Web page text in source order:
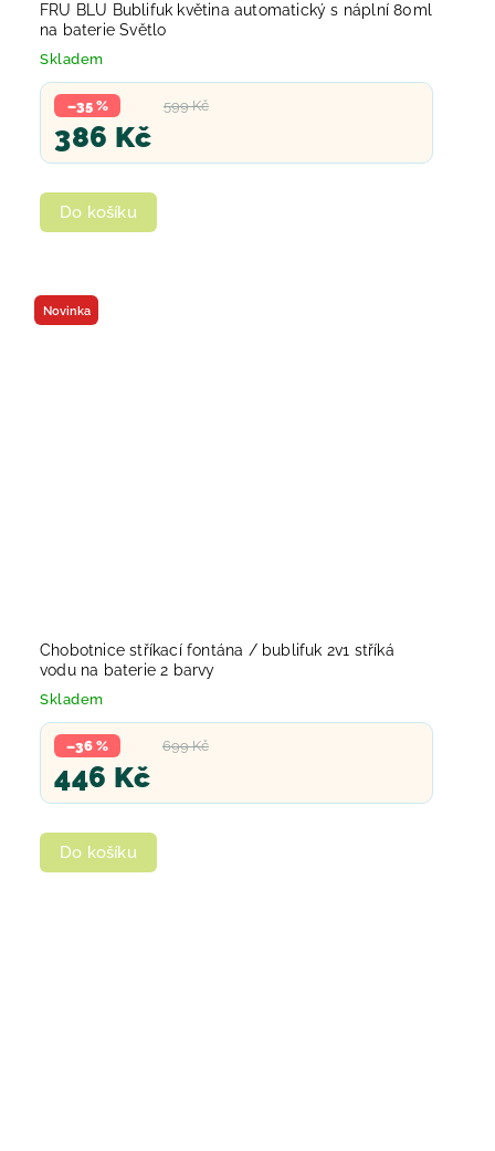
FRU BLU Bublifuk květina automatický s náplní 80ml
na baterie Světlo
Skladem
599 Kč
–35 %
386 Kč
Do košíku
Novinka
Chobotnice stříkací fontána / bublifuk 2v1 stříká
vodu na baterie 2 barvy
Skladem
699 Kč
–36 %
446 Kč
Do košíku